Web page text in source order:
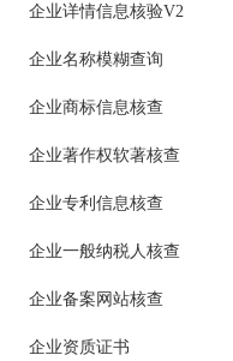
企业详情信息核验V2
企业名称模糊查询
企业商标信息核查
企业著作权软著核查
企业专利信息核查
企业一般纳税人核查
企业备案网站核查
企业资质证书